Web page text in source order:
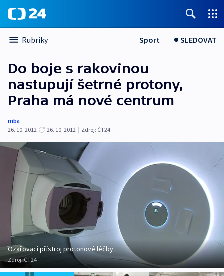
Rubriky Sport SLEDOVAT
Do boje s rakovinou
nastupují šetrné protony,
Praha má nové centrum
mba
26. 10. 2012
26. 10. 2012 | Zdroj: ČT24
Ozařovací přístroj protonové léčby
Zdroj:ČT24